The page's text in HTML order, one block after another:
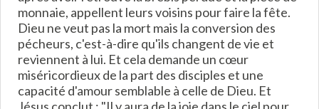
monnaie, appellent leurs voisins pour faire la fête.
Dieu ne veut pas la mort mais la conversion des
pécheurs, c'est-à-dire qu'ils changent de vie et
reviennent à lui. Et cela demande un cœur
miséricordieux de la part des disciples et une
capacité d'amour semblable à celle de Dieu. Et